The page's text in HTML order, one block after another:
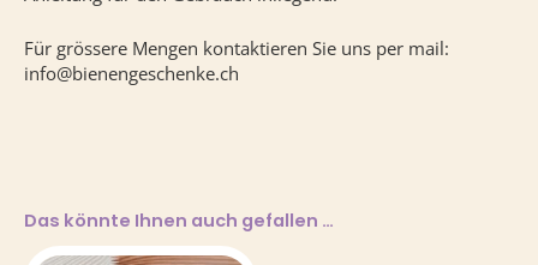
Für grössere Mengen kontaktieren Sie uns per mail:
info@bienengeschenke.ch
Das könnte Ihnen auch gefallen …
Dieses